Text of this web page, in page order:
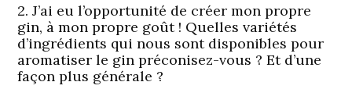
2. J’ai eu l’opportunité de créer mon propre
gin, à mon propre goût ! Quelles variétés
d’ingrédients qui nous sont disponibles pour
aromatiser le gin préconisez-vous ? Et d’une
façon plus générale ?